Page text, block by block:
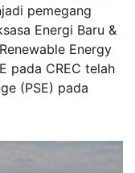
pemegang
Energi Baru &
Energy
pada CREC telah
(PSE) pada